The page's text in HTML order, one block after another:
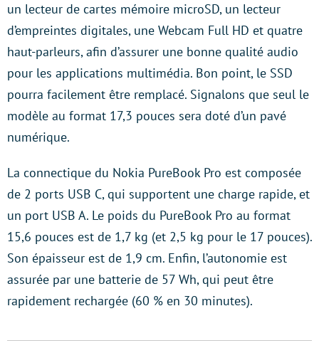
un lecteur de cartes mémoire microSD, un lecteur
d’empreintes digitales, une Webcam Full HD et quatre
haut-parleurs, afin d’assurer une bonne qualité audio
pour les applications multimédia. Bon point, le SSD
pourra facilement être remplacé. Signalons que seul le
modèle au format 17,3 pouces sera doté d’un pavé
numérique.
La connectique du Nokia PureBook Pro est composée
de 2 ports USB C, qui supportent une charge rapide, et
un port USB A. Le poids du PureBook Pro au format
15,6 pouces est de 1,7 kg (et 2,5 kg pour le 17 pouces).
Son épaisseur est de 1,9 cm. Enfin, l’autonomie est
assurée par une batterie de 57 Wh, qui peut être
rapidement rechargée (60 % en 30 minutes).